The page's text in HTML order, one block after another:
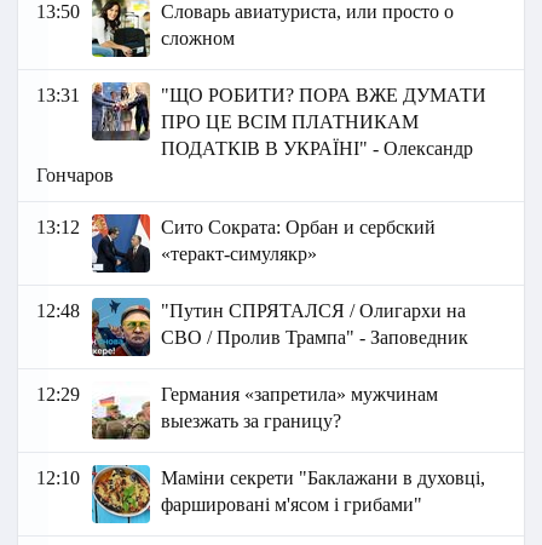
13:50
Словарь авиатуриста, или просто о
сложном
13:31
"ЩО РОБИТИ? ПОРА ВЖЕ ДУМАТИ
ПРО ЦЕ ВСІМ ПЛАТНИКАМ
ПОДАТКІВ В УКРАЇНІ" - Олександр
Гончаров
13:12
Сито Сократа: Орбан и сербский
«теракт-симулякр»
12:48
"Путин СПРЯТАЛСЯ / Олигархи на
СВО / Пролив Трампа" - Заповедник
12:29
Германия «запретила» мужчинам
выезжать за границу?
12:10
Маміни секрети "Баклажани в духовці,
фаршировані м'ясом і грибами"